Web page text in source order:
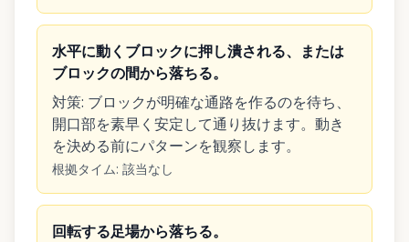
水平に動くブロックに押し潰される、または
ブロックの間から落ちる。
対策: ブロックが明確な通路を作るのを待ち、
開口部を素早く安定して通り抜けます。動き
を決める前にパターンを観察します。
根拠タイム: 該当なし
回転する足場から落ちる。